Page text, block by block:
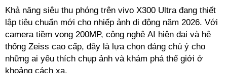
Khả năng siêu thu phóng trên vivo X300 Ultra đang thiết
lập tiêu chuẩn mới cho nhiếp ảnh di động năm 2026. Với
camera tiềm vọng 200MP, công nghệ AI hiện đại và hệ
thống Zeiss cao cấp, đây là lựa chọn đáng chú ý cho
những ai yêu thích chụp ảnh và khám phá thế giới ở
khoảng cách xa.